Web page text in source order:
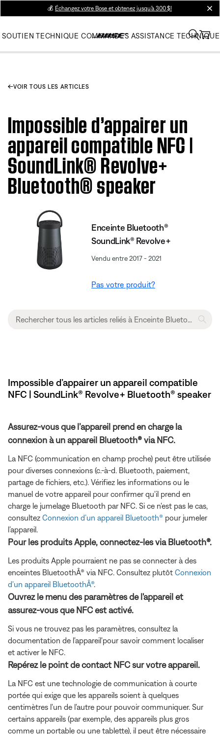
💰 Échangez votre Bose et obtenez jusqu’à 300 $!
SOUTIEN TECHNIQUE COMMANDES ASSISTANCE TECHNIQUE
VOIR TOUS LES ARTICLES
Impossible d’appairer un
appareil compatible NFC |
SoundLink® Revolve+
Bluetooth® speaker
Enceinte Bluetooth®
SoundLink® Revolve+
Vendu entre 2017 - 2021
Pas votre produit?
Impossible d’appairer un appareil compatible
NFC | SoundLink® Revolve+ Bluetooth® speaker
Assurez-vous que l’appareil prend en charge la
connexion à un appareil Bluetooth® via NFC.
La NFC (communication en champ proche) peut être utilisée
pour diverses connexions (c.-à-d. Bluetooth, paiement,
partage de fichiers, etc.). Vérifiez les informations ou le
manuel de votre appareil pour confirmer qu'il prend en
charge le jumelage Bluetooth par NFC. Si ce n'est pas le cas,
consultez Connexion d’un appareil Bluetooth® pour jumeler
l’appareil.
Pour les produits Apple, connectez-les via Bluetooth®.
Les produits Apple pourraient ne pas se connecter à des
enceintes BluetoothÂ® via NFC. Consultez plutôt Connexion
d'un appareil BluetoothÂ®.
Ouvrez le menu des paramètres de l'appareil et
assurez-vous que NFC est activé.
Si vous ne trouvez pas les paramètres, consultez la
documentation de l'appareil'pour savoir comment localiser
et activer le NFC.
Repérez le point de contact NFC sur votre appareil.
La NFC est une technologie de communication à courte
portée qui exige que les appareils soient à quelques
centimètres l'un de l'autre pour pouvoir communiquer. Sur
certains appareils (par exemple, des appareils plus gros
comme un portable ou une tablette), il peut être nécessaire